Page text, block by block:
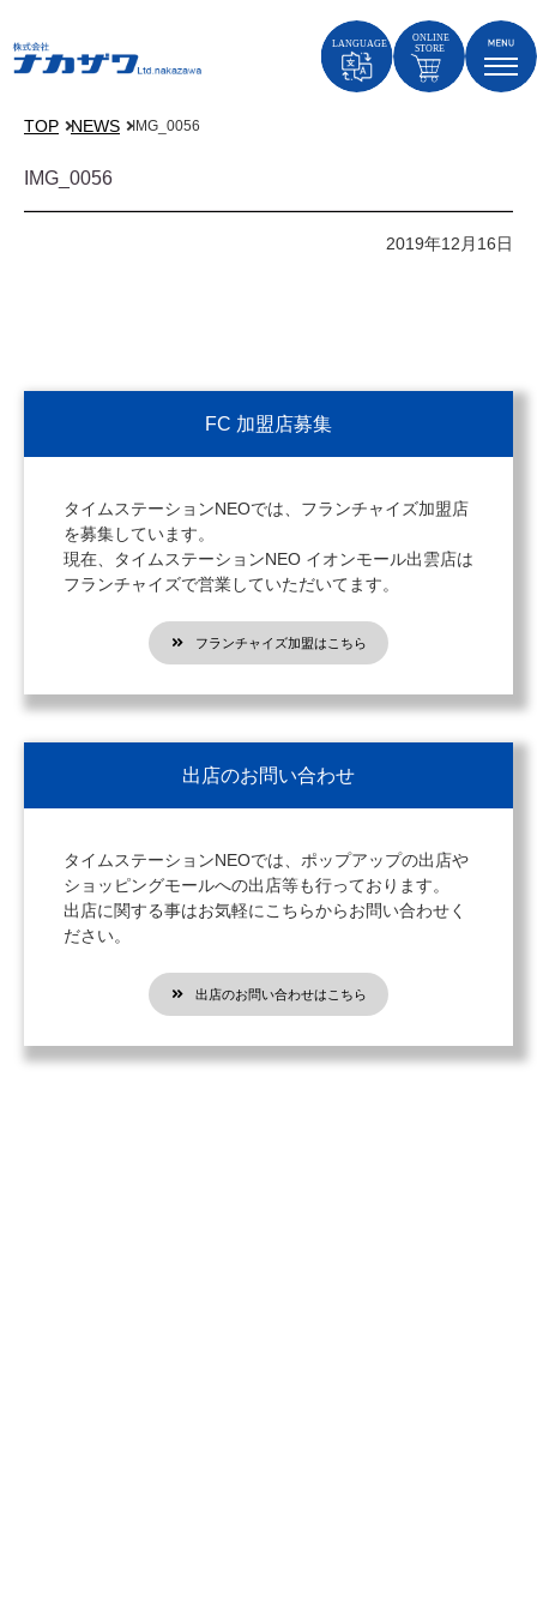
TOP NEWS IMG_0056
IMG_0056
2019年12月16日
FC 加盟店募集
タイムステーションNEOでは、フランチャイズ加盟店
を募集しています。
現在、タイムステーションNEO イオンモール出雲店は
フランチャイズで営業していただいてます。
フランチャイズ加盟はこちら
出店のお問い合わせ
タイムステーションNEOでは、ポップアップの出店や
ショッピングモールへの出店等も行っております。
出店に関する事はお気軽にこちらからお問い合わせく
ださい。
出店のお問い合わせはこちら